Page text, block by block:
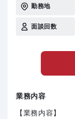
勤務地
面談回数
業務内容
【業務内容】